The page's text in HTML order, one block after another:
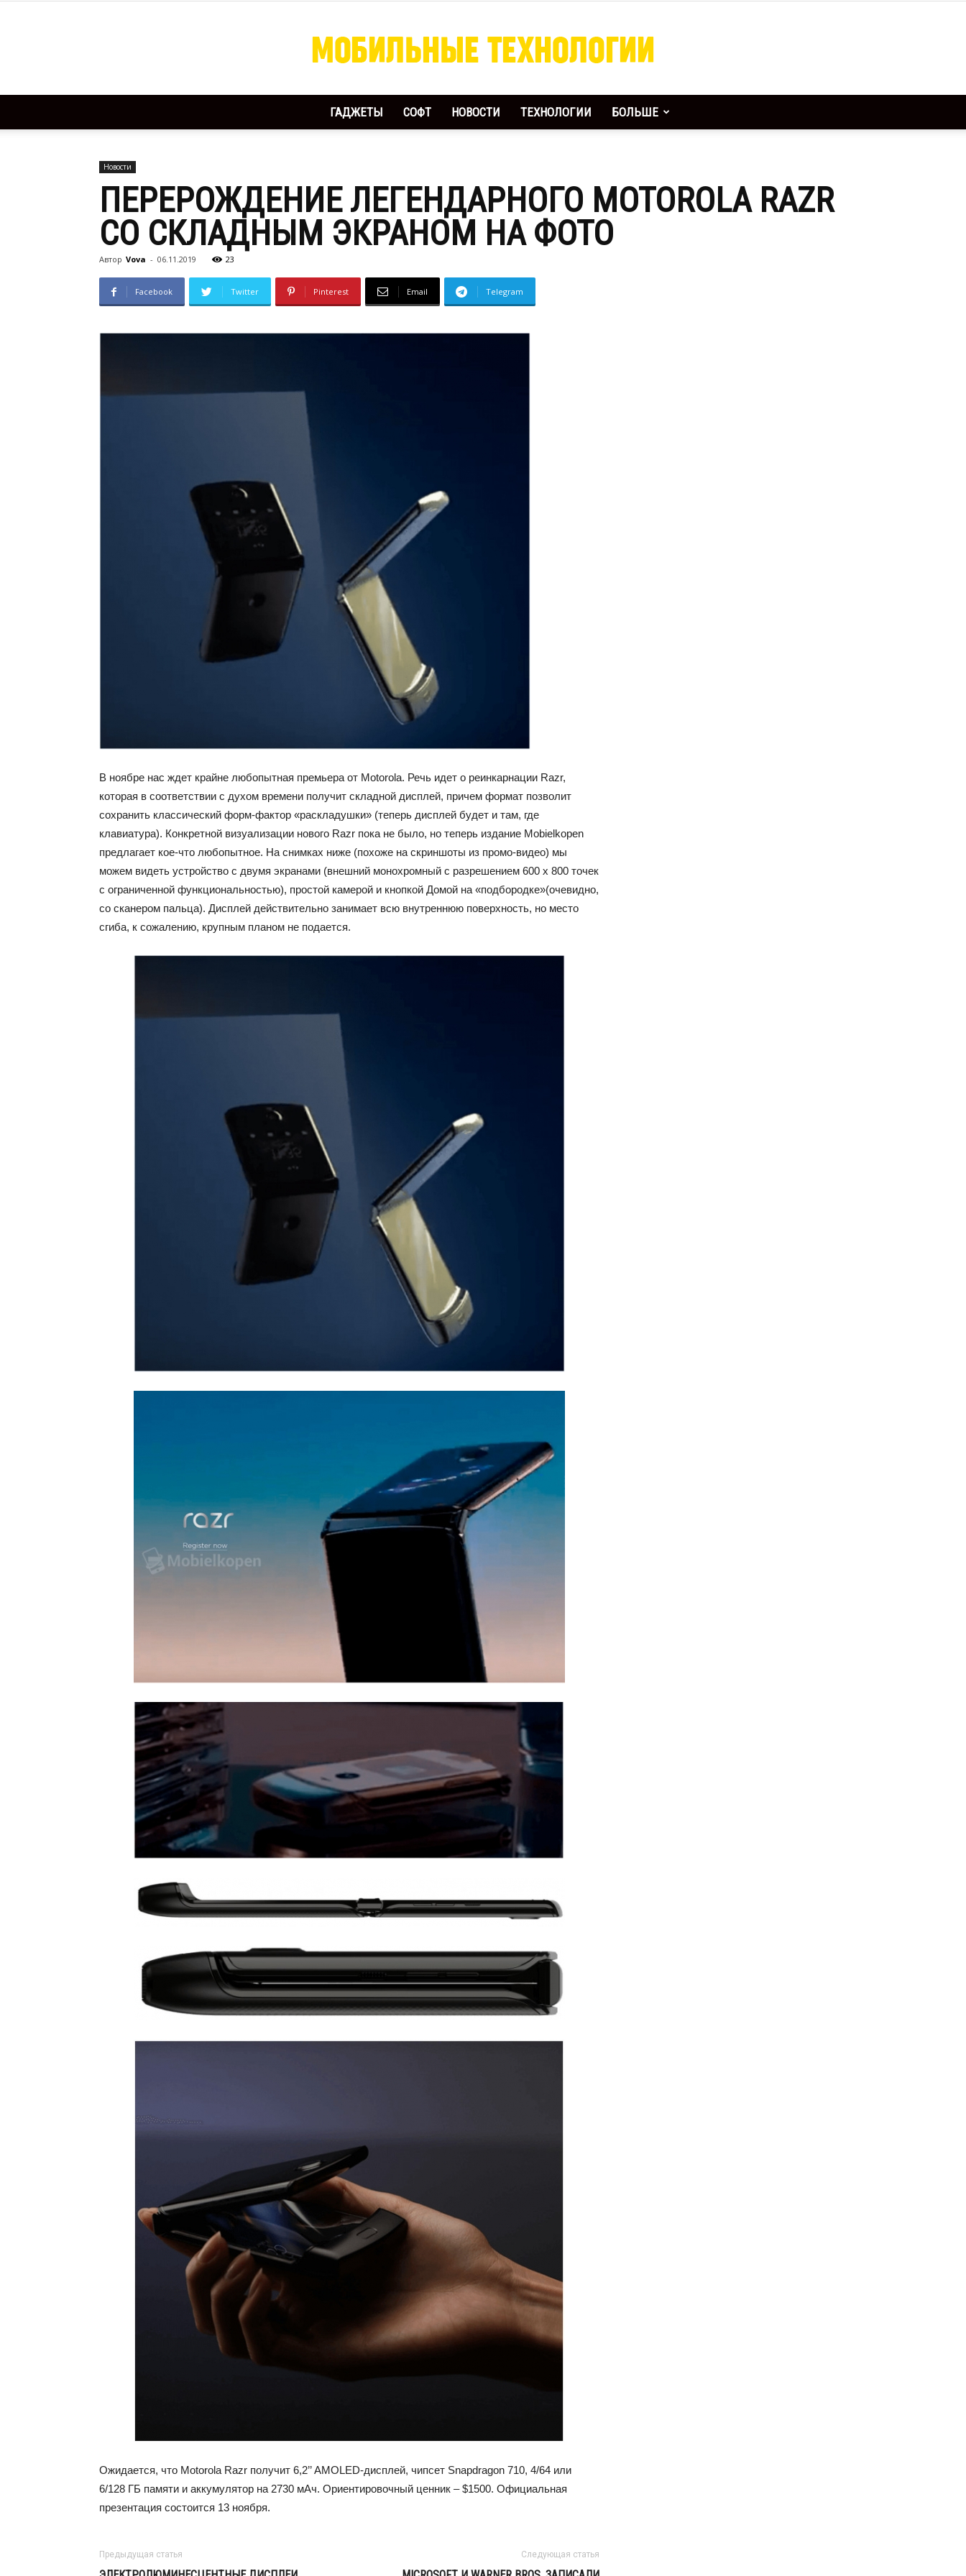
Мобильные
Технологии
ГАДЖЕТЫ СОФТ НОВОСТИ ТЕХНОЛОГИИ БОЛЬШЕ
Новости
ПЕРЕРОЖДЕНИЕ ЛЕГЕНДАРНОГО MOTOROLA RAZR
СО СКЛАДНЫМ ЭКРАНОМ НА ФОТО
Автор Vova - 06.11.2019 23
Facebook Twitter Pinterest Email Telegram
В ноябре нас ждет крайне любопытная премьера от Motorola. Речь идет о реинкарнации Razr,
которая в соответствии с духом времени получит складной дисплей, причем формат позволит
сохранить классический форм-фактор «раскладушки» (теперь дисплей будет и там, где
клавиатура). Конкретной визуализации нового Razr пока не было, но теперь издание Mobielkopen
предлагает кое-что любопытное. На снимках ниже (похоже на скриншоты из промо-видео) мы
можем видеть устройство с двумя экранами (внешний монохромный с разрешением 600 х 800 точек
с ограниченной функциональностью), простой камерой и кнопкой Домой на «подбородке»(очевидно,
со сканером пальца). Дисплей действительно занимает всю внутреннюю поверхность, но место
сгиба, к сожалению, крупным планом не подается.
Ожидается, что Motorola Razr получит 6,2’’ AMOLED-дисплей, чипсет Snapdragon 710, 4/64 или
6/128 ГБ памяти и аккумулятор на 2730 мАч. Ориентировочный ценник – $1500. Официальная
презентация состоится 13 ноября.
Предыдущая статья Следующая статья